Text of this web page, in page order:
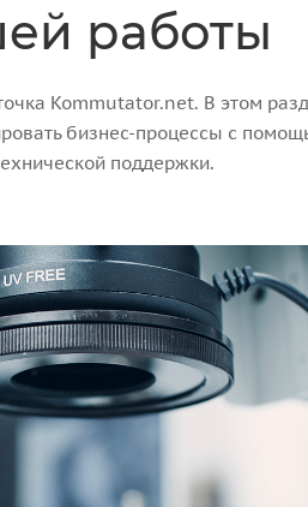
работы
Kommutator.net. В этом
бизнес-процессы с
поддержки.